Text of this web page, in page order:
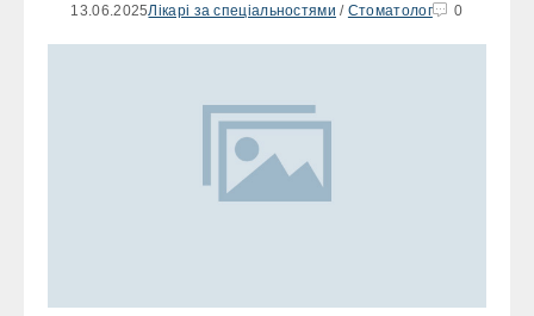
13.06.2025Лікарі за спеціальностями / Стоматолог 0